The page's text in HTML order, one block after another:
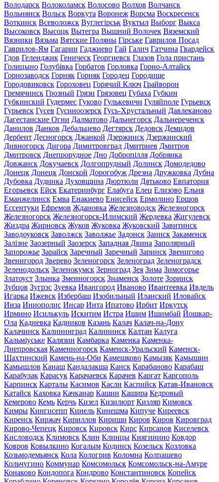
Володарск Волоколамск Волосово Волхов Волчанск
Вольнянск Вольск Воркута Воронеж Ворсма Воскресенск
Воткинск Всеволожск Вуглегірськ Вуктыл Выборг Выкса
Высоковск Высоцк Вытегра Вышний Волочек Вяземский
Вязники Вязьма Вятские Поляны Гірське Гаврилов Посад
Гаврилов-Ям Гагарин Гаджиево Гай Галич Гатчина Гвардейск
Гдов Геленджик Геническ Георгиевск Глазов Гола пристань
Голицыно Голубівка Горбатов Горловка Горно-Алтайск
Горнозаводск Горняк Горняк Городец Городище
Городовиковск Гороховец Горячий Ключ Грайворон
Гремячинск Грозный Грязи Грязовец Губаха Губкин
Губкинский Гудермес Гуково Гулькевичи Гуляйполе Гурьевск
Гурьевск Гусев Гусиноозерск Гусь-Хрустальный Давлеканово
Дагестанские Огни Далматово Дальнегорск Дальнереченск
Данилов Данков Дебальцево Дегтярск Дедовск Демидов
Дербент Десногорск Джанкой Дзержинск Дзержинский
Дивногорск Дигора Димитровград Дмитриев Дмитров
Дмитровск Днепрорудное Дно Добропілля Добрянка
Довжанск Докучаевск Долгопрудный Долинск Домодедово
Донецк Донецк Донской Дорогобуж Дрезна Дружковка Дубна
Дубовка Дудинка Духовщина Дюртюли Дятьково Евпатория
Егорьевск Ейск Екатеринбург Елабуга Елец Елизово Ельня
Еманжелинск Емва Енакиево Енисейск Ермолино Ершов
Ессентуки Ефремов Ждановка Железноводск Железногорск
Железногорск Железногорск-Илимский Жердевка Жигулевск
Жиздра Жирновск Жуков Жуковка Жуковский Завитинск
Заводоуковск Заволжск Заволжье Задонск Заинск Закаменск
Залізне Заозерный Заозерск Западная Двина Заполярный
Запорожье Зарайск Заречный Заречный Заринск Звенигово
Звенигород Зверево Зеленогорск Зеленоград Зеленоградск
Зеленодольск Зеленокумск Зерноград Зея Зима Зимогорье
Златоуст Злынка Змеиногорск Знаменск Золоте Зоринск
Зубцов Зугрэс Зуевка Ивангород Иваново Ивантеевка Ивдель
Игарка Ижевск Избербаш Изобильный Иланский Иловайск
Инза Иннополис Инсар Инта Ипатово Ирбит Иркутск
Ирмино Исилькуль Искитим Истра Ишим Ишимбай Йошкар-
Ола Кадиевка Кадников Казань Калач Калач-на-Дону
Калачинск Калининград Калининск Калтан Калуга
Кальміуське Калязин Камбарка Каменка Каменка-
Днепровская Каменногорск Каменск-Уральский Каменск-
Шахтинский Камень-на-Оби Камешково Камызяк Камышин
Камышлов Канаш Кандалакша Канск Карабаново Карабаш
Карабулак Карасук Карачаевск Карачев Каргат Каргополь
Карпинск Карталы Касимов Касли Каспийск Катав-Ивановск
Катайск Каховка Качканар Кашин Кашира Кедровый
Кемерово Кемь Керчь Кизел Кизилюрт Кизляр Кимовск
Кимры Кингисепп Кинель Кинешма Кипуче Киреевск
Киренск Киржач Кириллов Кириши Киров Киров Кировград
Кирово-Чепецк Кировск Кировск Кирс Кирсанов Киселевск
Кисловодск Климовск Клин Клинцы Княгинино Ковдор
Ковров Ковылкино Когалым Кодинск Козельск Козловка
Козьмодемьянск Кола Кологрив Коломна Колпашево
Кольчугино Коммунар Комсомольск Комсомольск-на-Амуре
Конаково Кондопога Кондрово Константиновск Копейск